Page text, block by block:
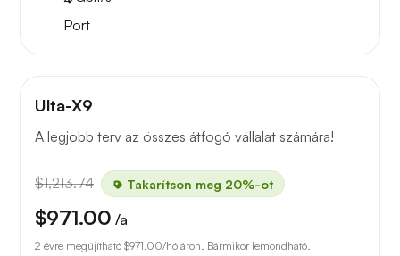
Port
Ulta-X9
A legjobb terv az összes átfogó vállalat számára!
$1,213.74 Takarítson meg 20%-ot
$971.00 /a
2 évre megújítható $971.00/hó áron. Bármikor lemondható.